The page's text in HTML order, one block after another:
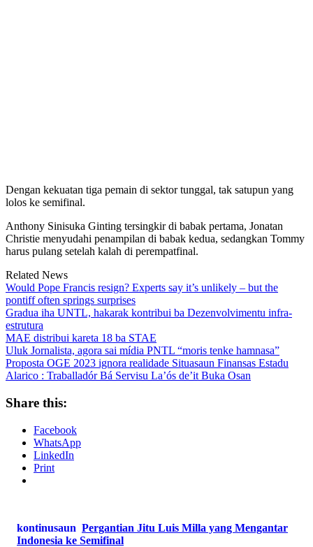
Dengan kekuatan tiga pemain di sektor tunggal, tak satupun yang
lolos ke semifinal.
Anthony Sinisuka Ginting tersingkir di babak pertama, Jonatan
Christie menyudahi penampilan di babak kedua, sedangkan Tommy
harus pulang setelah kalah di perempatfinal.
Related News
Would Pope Francis resign? Experts say it’s unlikely – but the
pontiff often springs surprises
Gradua iha UNTL, hakarak kontribui ba Dezenvolvimentu infra-
estrutura
MAE distribui kareta 18 ba STAE
Uluk Jornalista, agora sai mídia PNTL “moris tenke hamnasa”
Proposta OGE 2023 ignora realidade Situasaun Finansas Estadu
Alarico : Traballadór Bá Servisu La’ós de’it Buka Osan
Share this:
Facebook
WhatsApp
LinkedIn
Print
kontinusaun Pergantian Jitu Luis Milla yang Mengantar
Indonesia ke Semifinal